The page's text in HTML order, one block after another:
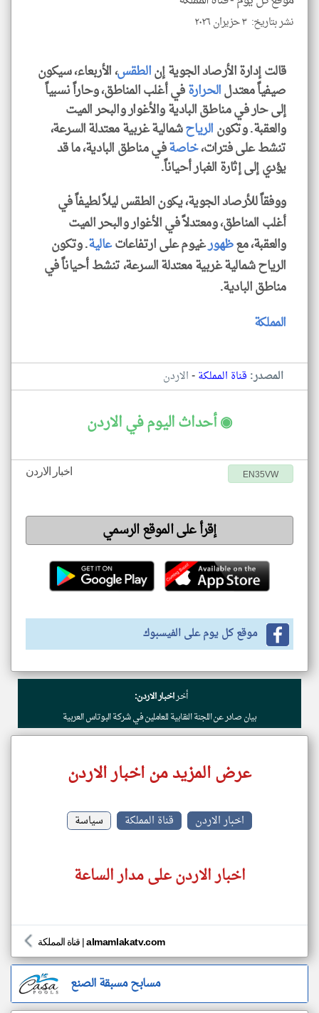
نشر بتاريخ: ٣ حزيران ٢٠٢٦
قالت إدارة الأرصاد الجوية إنالطقس، الأربعاء، سيكون
صيفياً معتدلالحرارةفي أغلب المناطق، وحاراً نسبياً
إلى حار في مناطق البادية والأغوار والبحر الميت
والعقبة. وتكونالرياحشمالية غربية معتدلة السرعة،
تنشط على فترات،خاصةفي مناطق البادية، ما قد
يؤدي إلى إثارة الغبار أحياناً.
ووفقاً للأرصاد الجوية، يكون الطقس ليلاً لطيفاً في
أغلب المناطق، ومعتدلاً في الأغوار والبحر الميت
والعقبة، معظهورغيوم على ارتفاعاتعالية. وتكون
الرياح شمالية غربية معتدلة السرعة، تنشط أحياناً في
مناطق البادية.
المملكة
المصدر: قناة المملكة-الاردن
◉ أحداث اليوم في الاردن
اخبار الاردن EN35VW
إقرأ على الموقع الرسمي
موقع كل يوم على الفيسبوك
أخراخبار الاردن:
بيان صادر عن اللجنة النقابية للعاملين في شركة البوتاس العربية
عرض المزيد من اخبار الاردن
اخبار الاردن قناة المملكة سياسة
اخبار الاردن على مدار الساعة
قناة المملكة |almamlakatv.com
مسابح مسبقة الصنع